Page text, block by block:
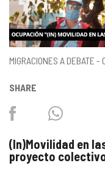
MIGRACIONES A DEBATE
SHARE
FacebookTwitterWhatsapp
(In)Movilidad en
proyecto